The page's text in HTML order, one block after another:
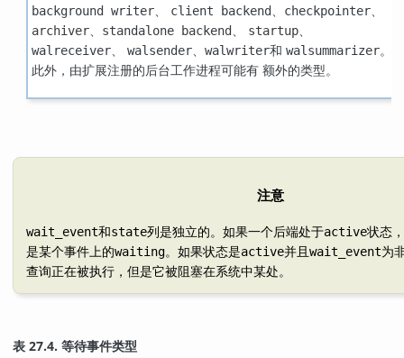
background writer、 client backend、 checkpointer、
archiver、 standalone backend、 startup、
walreceiver、 walsender、 walwriter和 walsummarizer。
此外，由扩展注册的后台工作进程可能有 额外的类型。
注意
wait_event和state列是独立的。如果一个后端处于active状态
是某个事件上的waiting。如果状态是active并且wait_event为
查询正在被执行，但是它被阻塞在系统中某处。
表 27.4. 等待事件类型